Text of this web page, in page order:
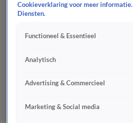
Cookieverklaring voor meer informatie.
Diensten.
Functioneel & Essentieel
Analytisch
Advertising & Commercieel
Marketing & Social media